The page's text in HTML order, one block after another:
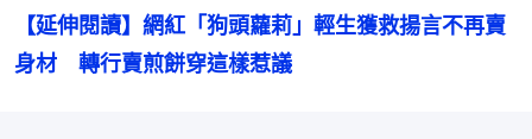
【延伸閱讀】網紅「狗頭蘿莉」輕生獲救揚言不再賣
身材　轉行賣煎餅穿這樣惹議